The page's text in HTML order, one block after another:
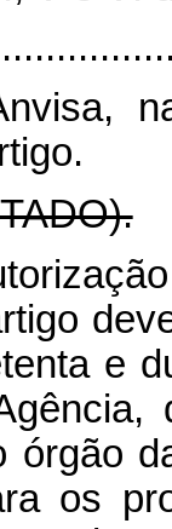
e
órgão
os